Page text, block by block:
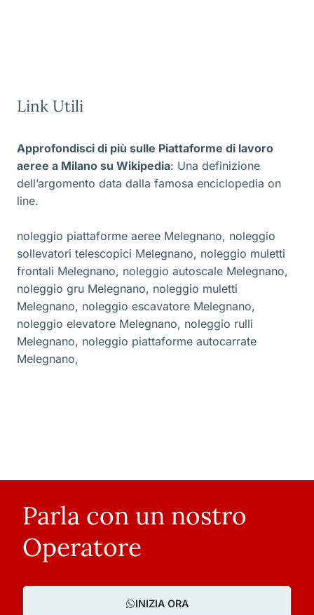
Link Utili
Approfondisci di più sulle Piattaforme di lavoro
aeree a Milano su Wikipedia: Una definizione
dell’argomento data dalla famosa enciclopedia on
line.
noleggio piattaforme aeree Melegnano, noleggio
sollevatori telescopici Melegnano, noleggio muletti
frontali Melegnano, noleggio autoscale Melegnano,
noleggio gru Melegnano, noleggio muletti
Melegnano, noleggio escavatore Melegnano,
noleggio elevatore Melegnano, noleggio rulli
Melegnano, noleggio piattaforme autocarrate
Melegnano,
Parla con un nostro
Operatore
INIZIA ORA